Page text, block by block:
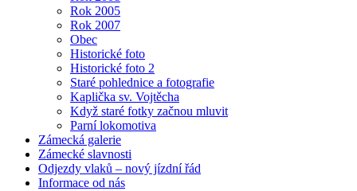
Rok 2005
Rok 2007
Obec
Historické foto
Historické foto 2
Staré pohlednice a fotografie
Kaplička sv. Vojtěcha
Když staré fotky začnou mluvit
Parní lokomotiva
Zámecká galerie
Zámecké slavnosti
Odjezdy vlaků – nový jízdní řád
Informace od nás